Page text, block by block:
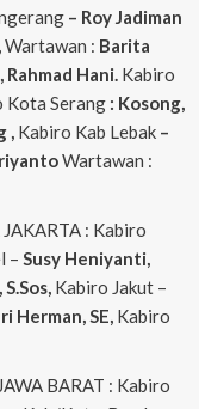
– Roy Jadiman
Wartawan : Barita
Rahmad Hani. Kabiro
Kota Serang : Kosong,
, Kabiro Kab Lebak–
Wartawan :
: Kabiro
– Susy Heniyanti,
Kabiro Jakut –
Herman, SE, Kabiro
BARAT : Kabiro